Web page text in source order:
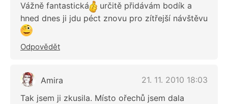
Vážně fantastická
určitě přidávám bodík a
hned dnes ji jdu péct znovu pro zítřejší návštěvu
Odpovědět
Amira
21. 11. 2010 18:03
Tak jsem ji zkusila. Místo ořechů jsem dala